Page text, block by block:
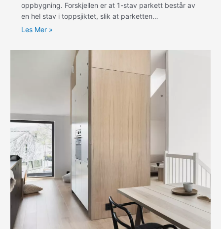
oppbygning. Forskjellen er at 1-stav parkett består av
en hel stav i toppsjiktet, slik at parketten…
Les Mer »